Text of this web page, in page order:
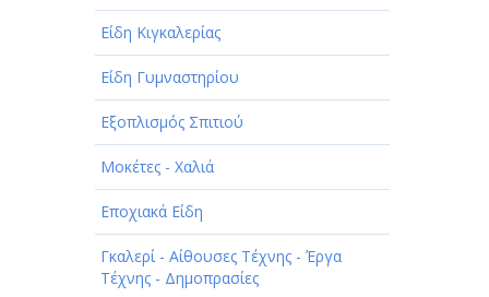
Είδη Κιγκαλερίας
Είδη Γυμναστηρίου
Εξοπλισμός Σπιτιού
Μοκέτες - Χαλιά
Εποχιακά Είδη
Γκαλερί - Αίθουσες Τέχνης - Έργα
Τέχνης - Δημοπρασίες